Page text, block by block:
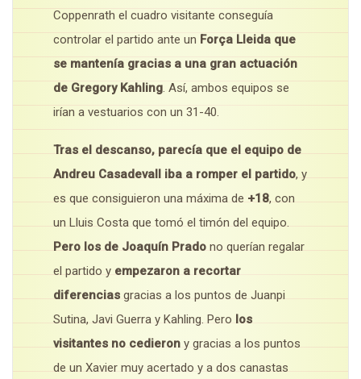
Coppenrath el cuadro visitante conseguía
controlar el partido ante un Força Lleida que
se mantenía gracias a una gran actuación
de Gregory Kahling . Así, ambos equipos se
irían a vestuarios con un 31-40.
Tras el descanso, parecía que el equipo de
Andreu Casadevall iba a romper el partido, y
es que consiguieron una máxima de +18, con
un Lluis Costa que tomó el timón del equipo.
Pero los de Joaquín Prado no querían regalar
el partido y empezaron a recortar
diferencias gracias a los puntos de Juanpi
Sutina, Javi Guerra y Kahling. Pero los
visitantes no cedieron y gracias a los puntos
de un Xavier muy acertado y a dos canastas